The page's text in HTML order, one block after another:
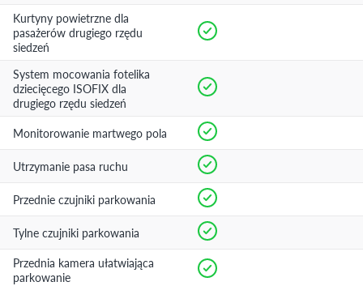
Kurtyny powietrzne dla
pasażerów drugiego rzędu
siedzeń
System mocowania fotelika
dziecięcego ISOFIX dla
drugiego rzędu siedzeń
Monitorowanie martwego pola
Utrzymanie pasa ruchu
Przednie czujniki parkowania
Tylne czujniki parkowania
Przednia kamera ułatwiająca
parkowanie